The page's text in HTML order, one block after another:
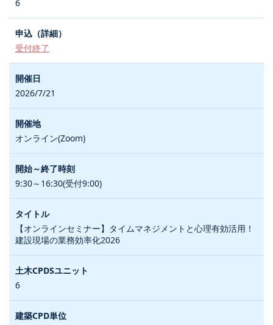
6
受付終了
2026/7/21
オンライン(Zoom)
9:30～16:30(受付9:00)
【オンラインセミナー】タイムマネジメントと心理有効活用！
建設現場の業務効率化2026
6